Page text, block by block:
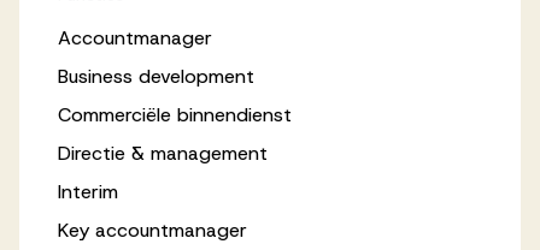
Accountmanager
Business development
Commerciële binnendienst
Directie & management
Interim
Key accountmanager